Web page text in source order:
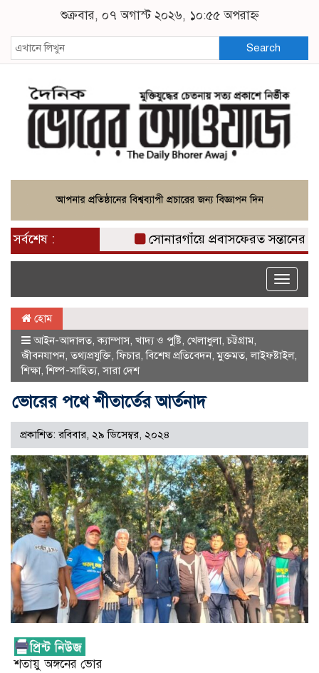
শুক্রবার, ০৭ অগাস্ট ২০২৬, ১০:৫৫ অপরাহ্ন
Search
সর্বশেষ : সোনারগাঁয়ে প্রবাসফেরত সন্তানের
Toggle
হোম
আইন-আদালত,ক্যাম্পাস, খাদ্য ও পুষ্টি, খেলাধুলা,চট্টগ্রাম,
জীবনযাপন,তথ্যপ্রযুক্তি,ফিচার,বিশেষ প্রতিবেদন,মুক্তমত,লাইফষ্টাইল,
শিক্ষা,শিল্প-সাহিত্য,সারা দেশ
ভোরের পথে শীতার্তের আর্তনাদ
প্রকাশিত: রবিবার, ২৯ ডিসেম্বর, ২০২৪
শতায়ু অঙ্গনের ভোর